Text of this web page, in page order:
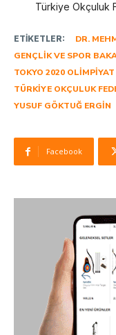
Türkiye Okçuluk
ETIKETLER:
DR.
GENÇLIK VE SPOR
TOKYO 2020
TÜRKIYE OKÇULUK
YUSUF GÖKTUĞ ERGIN
Facebook